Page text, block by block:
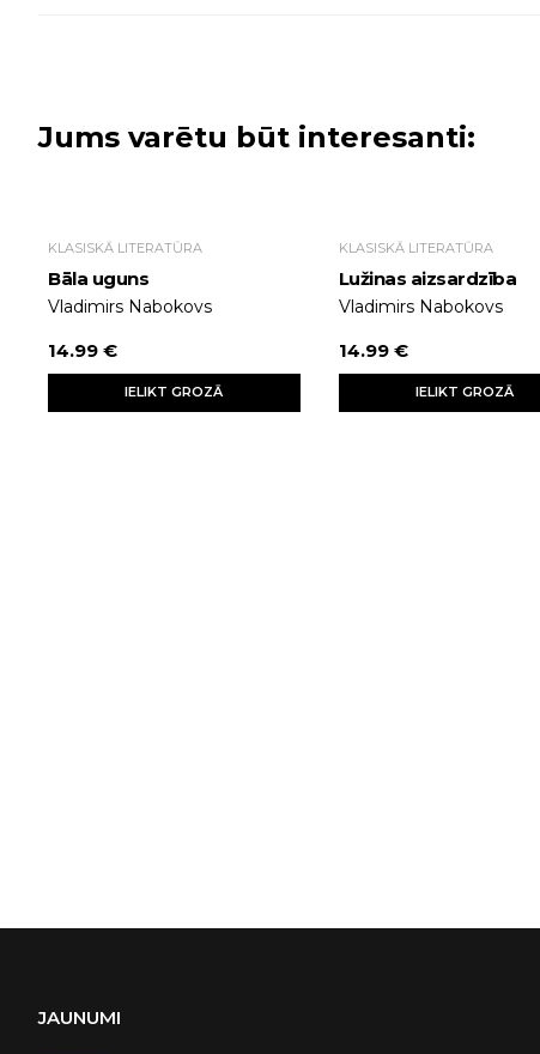
Jums varētu būt interesanti:
KLASISKĀ LITERATŪRA
Bāla uguns
Vladimirs Nabokovs
14.99 €
IELIKT GROZĀ
KLASISKĀ LITERATŪRA
Lužinas aizsardzība
Vladimirs Nabokovs
14.99 €
IELIKT GROZĀ
JAUNUMI